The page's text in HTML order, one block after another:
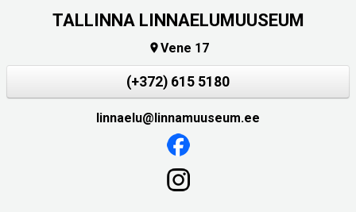
TALLINNA LINNAELUMUUSEUM
Vene 17
(+372) 615 5180
linnaelu@linnamuuseum.ee